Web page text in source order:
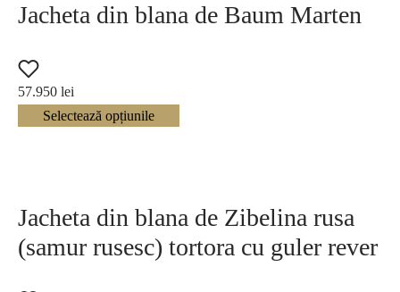
Jacheta din blana de Baum Marten
57.950 lei
Selectează opțiunile
Jacheta din blana de Zibelina rusa
(samur rusesc) tortora cu guler rever